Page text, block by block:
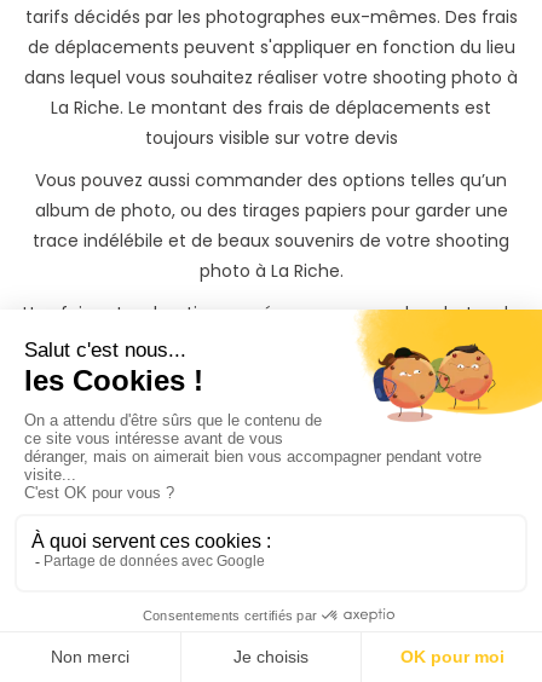
tarifs décidés par les photographes eux-mêmes. Des frais
de déplacements peuvent s'appliquer en fonction du lieu
dans lequel vous souhaitez réaliser votre shooting photo à
La Riche. Le montant des frais de déplacements est
toujours visible sur votre devis
Vous pouvez aussi commander des options telles qu’un
album de photo, ou des tirages papiers pour garder une
trace indélébile et de beaux souvenirs de votre shooting
photo à La Riche.
Une fois votre shooting passé, vous recevrez les photos de
votre séance photo La Riche sur une belle galerie privée
protégée par mot de passe, qu'il vous sera possible de
partager avec vos proches et de télécharger.
Si vous souhaitez garder un souvenir inoubliable de votre
shooting photo, il vous sera également possible de
commander des tirages photos papiers ainsi que des
albums photos à des tarifs préférentiels directement
depuis votre galerie photo privée.
Trouvez rapidement un
Photographe à La Riche